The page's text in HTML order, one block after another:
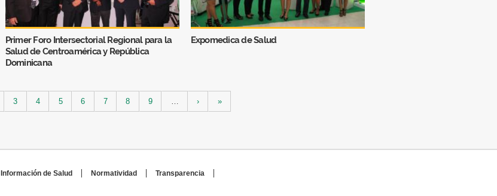
Primer Foro Intersectorial Regional para la
Salud de Centroamérica y República
Dominicana
Expomedica de Salud
3 4 5 6 7 8 9 › »
Información de Salud Normatividad
Transparencia